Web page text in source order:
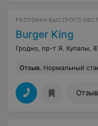
РЕСТОРАН БЫСТРОГО
Burger King
Гродно, пр-т Я. Купалы,
Отзыв. Нормальный стандартный фаст-фуд. Не очень чистый, правда (особенно в туалете). Понравились их бургеры,